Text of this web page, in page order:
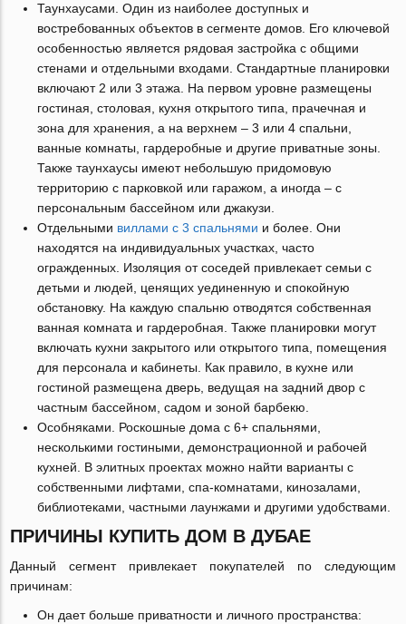
Таунхаусами. Один из наиболее доступных и
востребованных объектов в сегменте домов. Его ключевой
особенностью является рядовая застройка с общими
стенами и отдельными входами. Стандартные планировки
включают 2 или 3 этажа. На первом уровне размещены
гостиная, столовая, кухня открытого типа, прачечная и
зона для хранения, а на верхнем – 3 или 4 спальни,
ванные комнаты, гардеробные и другие приватные зоны.
Также таунхаусы имеют небольшую придомовую
территорию с парковкой или гаражом, а иногда – с
персональным бассейном или джакузи.
Отдельными виллами с 3 спальнями и более. Они
находятся на индивидуальных участках, часто
огражденных. Изоляция от соседей привлекает семьи с
детьми и людей, ценящих уединенную и спокойную
обстановку. На каждую спальню отводятся собственная
ванная комната и гардеробная. Также планировки могут
включать кухни закрытого или открытого типа, помещения
для персонала и кабинеты. Как правило, в кухне или
гостиной размещена дверь, ведущая на задний двор с
частным бассейном, садом и зоной барбекю.
Особняками. Роскошные дома с 6+ спальнями,
несколькими гостиными, демонстрационной и рабочей
кухней. В элитных проектах можно найти варианты с
собственными лифтами, спа-комнатами, кинозалами,
библиотеками, частными лаунжами и другими удобствами.
ПРИЧИНЫ КУПИТЬ ДОМ В ДУБАЕ
Данный сегмент привлекает покупателей по следующим
причинам:
Он дает больше приватности и личного пространства: